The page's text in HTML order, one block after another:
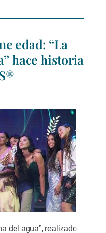
edad: “La
hace historia
del agua”, realizado